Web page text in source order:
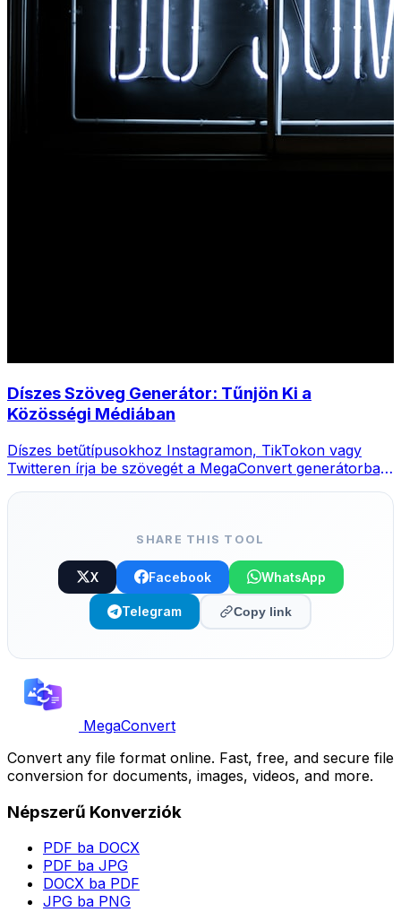
Díszes Szöveg Generátor: Tűnjön Ki a
Közösségi Médiában
Díszes betűtípusokhoz Instagramon, TikTokon vagy
Twitteren írja be szövegét a MegaConvert generátorba,
SHARE THIS TOOL
X Facebook WhatsApp
Telegram Copy link
MegaConvert
Convert any file format online. Fast, free, and secure file
conversion for documents, images, videos, and more.
Népszerű Konverziók
PDF ba DOCX
PDF ba JPG
DOCX ba PDF
JPG ba PNG